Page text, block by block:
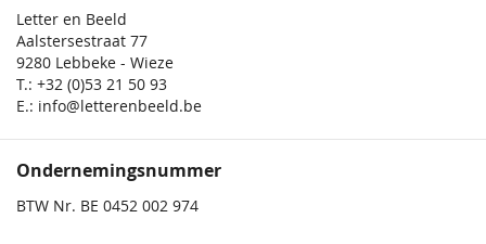
Letter en Beeld
Aalstersestraat 77
9280 Lebbeke - Wieze
T.: +32 (0)53 21 50 93
E.: info@letterenbeeld.be
Ondernemingsnummer
BTW Nr. BE 0452 002 974